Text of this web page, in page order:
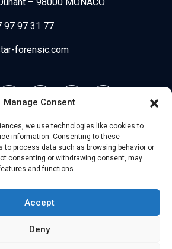
Manage Consent
we use technologies like cookies to
information. Consenting to these
to process data such as browsing behavior or
consenting or withdrawing consent, may
and functions.
Accept
Deny
97 97 31 77
forensic.com
Avisos legales